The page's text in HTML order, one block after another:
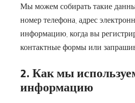
Мы можем собирать такие
номер телефона, адрес
информацию, когда вы
контактные формы или
2. Как мы
информацию